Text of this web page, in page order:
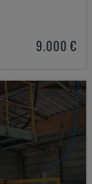
9.000 €